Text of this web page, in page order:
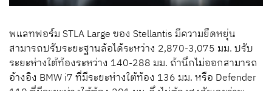
พแลทฟอร์ม STLA Large ของ Stellantis มีความยืดหยุ่น
สามารถปรับระยะฐานล้อได้ระหว่าง 2,870-3,075 มม. ปรับ
ระยะห่างใต้ท้องระหว่าง 140-288 มม. ถ้านึกไม่ออกสามารถ
อ้างอิง BMW i7ที่มีระยะห่างใต้ท้อง 136 มม. หรือ Defender